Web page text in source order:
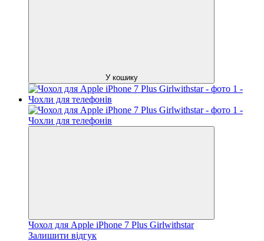
У кошику
Чохол для Apple iPhone 7 Plus Girlwithstar
Залишити відгук